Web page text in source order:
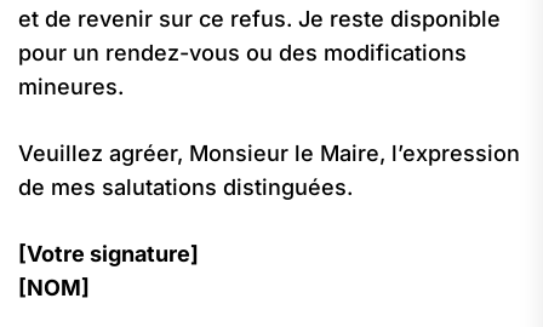
et de revenir sur ce refus. Je reste disponible
pour un rendez-vous ou des modifications
mineures.
Veuillez agréer, Monsieur le Maire, l’expression
de mes salutations distinguées.
[Votre signature]
[NOM]